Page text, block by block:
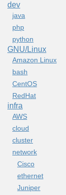
dev
java
php
python
GNU/Linux
Amazon Linux
bash
CentOS
RedHat
infra
AWS
cloud
cluster
network
Cisco
ethernet
Juniper